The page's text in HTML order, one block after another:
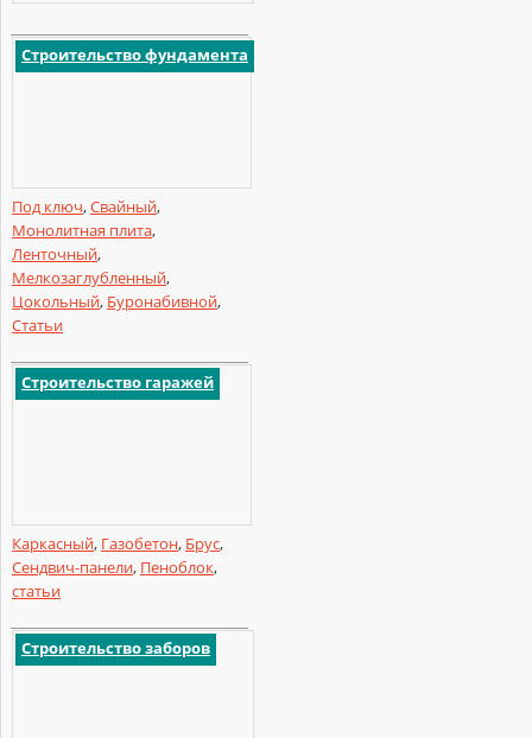
Строительство фундамента
Под ключ,Свайный,
Монолитная плита,
Ленточный,
Мелкозаглубленный,
Цокольный, Буронабивной,
Статьи
Строительство гаражей
Каркасный, Газобетон, Брус,
Сендвич-панели, Пеноблок,
статьи
Строительство заборов